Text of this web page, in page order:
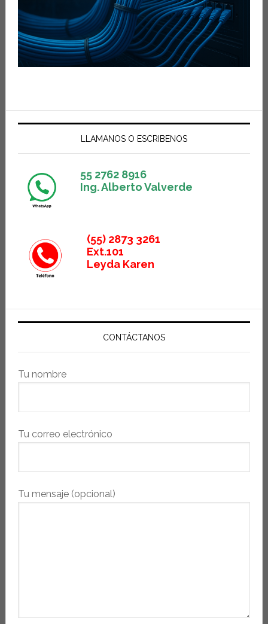
LLAMANOS O ESCRIBENOS
55 2762 8916
Ing. Alberto Valverde
(55) 2873 3261
Ext.101
Leyda Karen
CONTÁCTANOS
Tu nombre
Tu correo electrónico
Tu mensaje (opcional)